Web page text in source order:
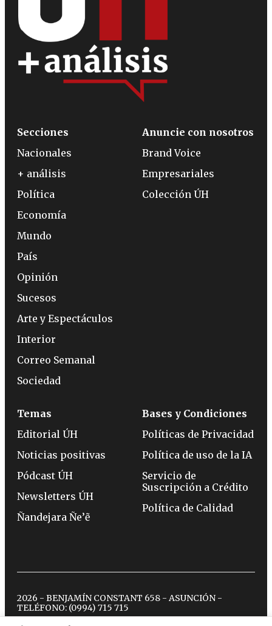
Secciones
Nacionales
+ análisis
Política
Economía
Mundo
País
Opinión
Sucesos
Arte y Espectáculos
Interior
Correo Semanal
Sociedad
Anuncie con nosotros
Brand Voice
Empresariales
Colección ÚH
Temas
Editorial ÚH
Noticias positivas
Pódcast ÚH
Newsletters ÚH
Ñandejara Ñe’ẽ
Bases y Condiciones
Políticas de Privacidad
Política de uso de la IA
Servicio de
Suscripción a Crédito
Política de Calidad
2026 - BENJAMÍN CONSTANT 658 - ASUNCIÓN -
TELÉFONO: (0994) 715 715